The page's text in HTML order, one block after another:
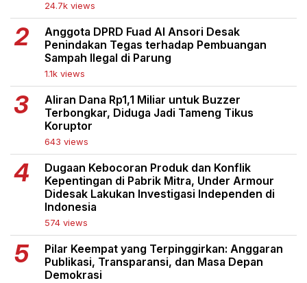
24.7k views
Anggota DPRD Fuad Al Ansori Desak
Penindakan Tegas terhadap Pembuangan
Sampah Ilegal di Parung
1.1k views
Aliran Dana Rp1,1 Miliar untuk Buzzer
Terbongkar, Diduga Jadi Tameng Tikus
Koruptor
643 views
Dugaan Kebocoran Produk dan Konflik
Kepentingan di Pabrik Mitra, Under Armour
Didesak Lakukan Investigasi Independen di
Indonesia
574 views
Pilar Keempat yang Terpinggirkan: Anggaran
Publikasi, Transparansi, dan Masa Depan
Demokrasi